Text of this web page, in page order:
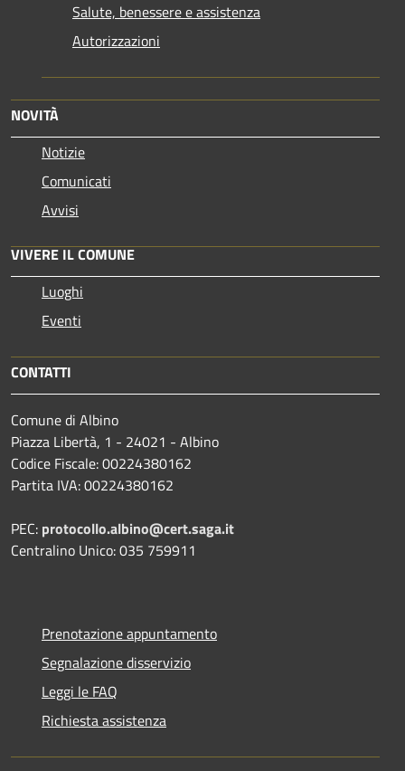
Salute, benessere e assistenza
Autorizzazioni
NOVITÀ
Notizie
Comunicati
Avvisi
VIVERE IL COMUNE
Luoghi
Eventi
CONTATTI
Comune di Albino
Piazza Libertà, 1 - 24021 - Albino
Codice Fiscale: 00224380162
Partita IVA: 00224380162
PEC: protocollo.albino@cert.saga.it
Centralino Unico: 035 759911
Prenotazione appuntamento
Segnalazione disservizio
Leggi le FAQ
Richiesta assistenza